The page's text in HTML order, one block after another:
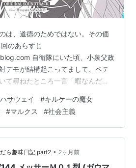
は、道徳のためではない。その価
のあらすじ
自衛隊にいた頃、小泉父政
デモが結構起こってまして、ベテ
て尋ねたところ一言「暇なんだ
返すと本質をついた答えだったと
らあのタクシーのシーンは刺さり
OhMdklMNkt— アイゼナッハbot
年2月11日 マフティー(ハサウェ
ってみせた…
サウェイ #キルケーの魔女
#マルクス #社会主義
ら趣味日記 part2 • 2ヶ月前